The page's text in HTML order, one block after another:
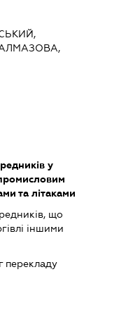
у
та літаками
що
іншими
перекладу